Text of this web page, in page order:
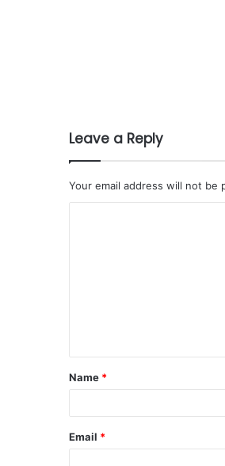
Leave a Reply
Your email address will not be
Name *
Email *